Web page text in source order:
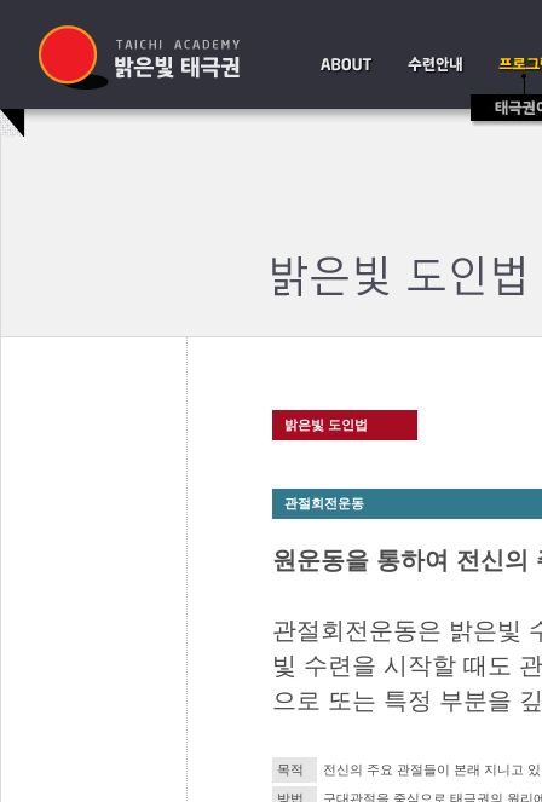
밝은빛 도인법
관절회전운동
원운동을 통하여 전신의
관절회전운동은 밝은빛
빛 수련을 시작할 때도
으로 또는 특정 부분을
목적
전신의 주요 관절들이 본래 지니고
방법
구대관절을 중심으로 태극권의 원리